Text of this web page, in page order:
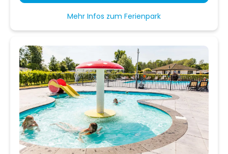
Mehr Infos zum Ferienpark